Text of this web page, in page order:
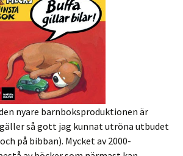
nyare barnboksproduktionen är
så gott jag kunnat utröna utbudet
på bibban). Mycket av 2000-